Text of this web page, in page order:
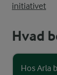
initiativet
Hvad
Hos Arla